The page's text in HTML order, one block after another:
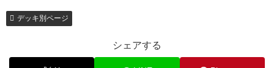
デッキ別ページ
シェアする